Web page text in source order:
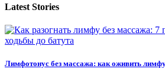
Latest Stories
Лимфотонус без массажа: как оживить